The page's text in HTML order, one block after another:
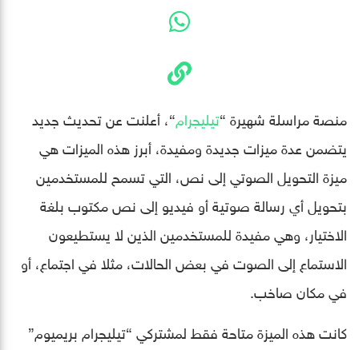
منصة مراسلة شهيرة “تيليجرام“، أعلنت عن تحديث جديد
يتضمن عدة ميزات جديدة ومفيدة، أبرز هذه الميزات هي
ميزة التحويل الصوتي إلى نص، التي تسمح للمستخدمين
بتحويل أي رسالة صوتية أو فيديو إلى نص مكتوب بلغة
الاختيار، وهي مفيدة للمستخدمين الذين لا يستطيعون
الاستماع إلى الصوت في بعض الحالات، مثلا في اجتماع، أو
في مكان صاخب.
كانت هذه الميزة متاحة فقط لمشتركي “تيليجرام بريميوم”